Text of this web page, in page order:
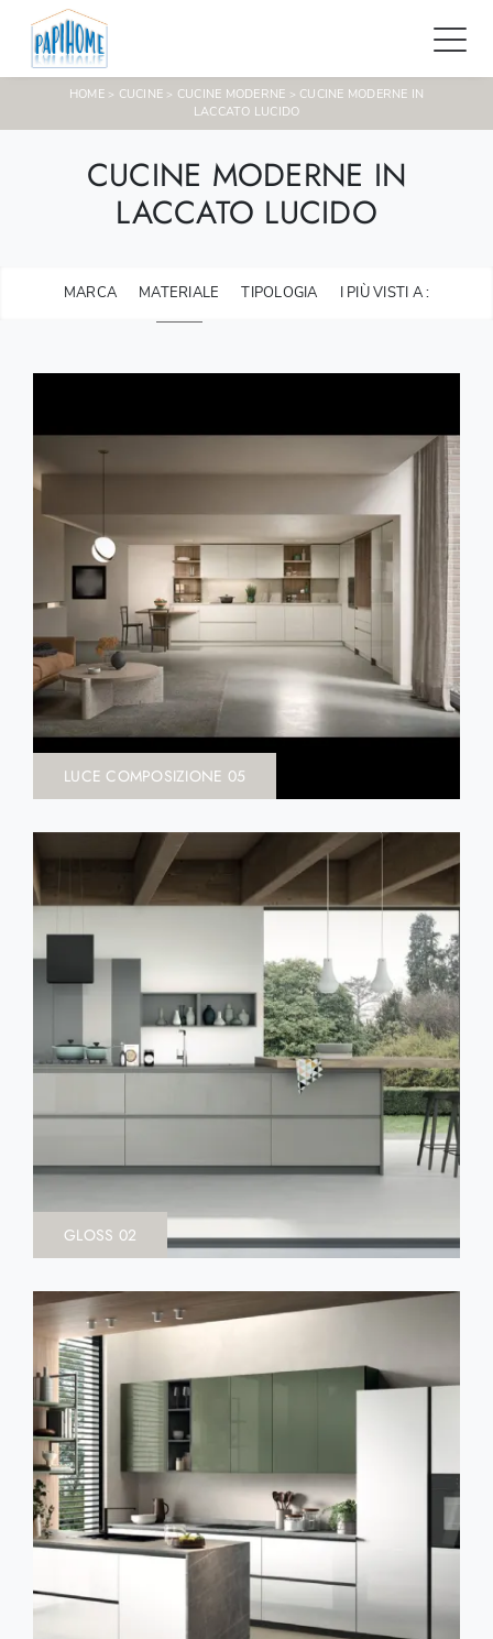
HOME> CUCINE > CUCINE MODERNE > CUCINE MODERNE IN
LACCATO LUCIDO
CUCINE MODERNE IN
LACCATO LUCIDO
MARCA MATERIALE TIPOLOGIA I PIÙ VISTI A :
LUCE COMPOSIZIONE 05
GLOSS 02